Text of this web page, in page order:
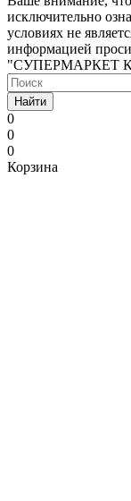
исключительно
условиях не
информацией
"СУПЕРМАРКЕТ
Найти
0
0
0
Корзина